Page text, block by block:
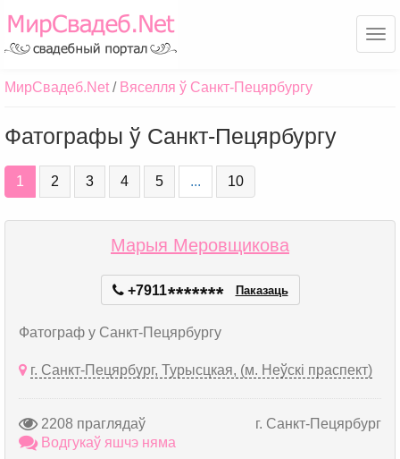
МирСвадеб.Net Вяселля ў Санкт-Пецярбургу
Фатографы ў Санкт-Пецярбургу
1 2 3 4 5 ... 10
Марыя Меровщикова
+7911******* Паказаць
Фатограф у Санкт-Пецярбургу
г. Санкт-Пецярбург, Турысцкая, (м. Неўскі праспект)
2208 праглядаў
г. Санкт-Пецярбург
Водгукаў яшчэ няма